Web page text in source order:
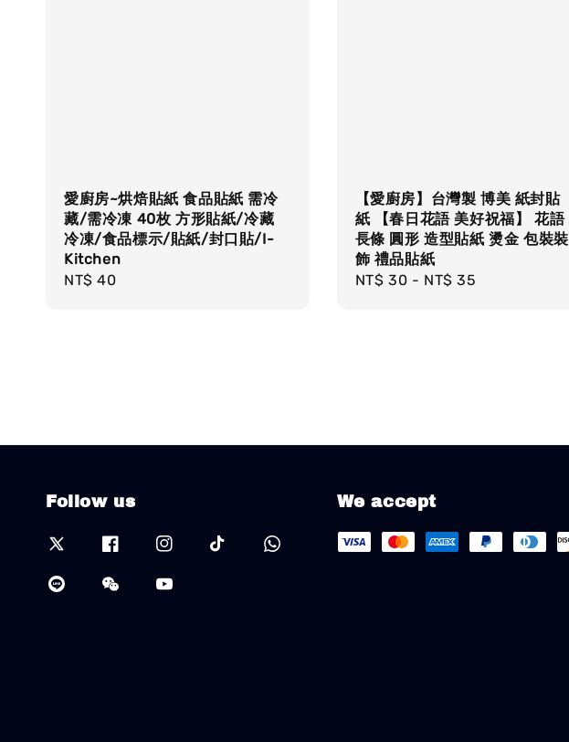
愛廚房~烘焙貼紙 食品貼紙 需冷
藏/需冷凍 40枚 方形貼紙/冷藏
冷凍/食品標示/貼紙/封口貼/I-
Kitchen
Regular
NT$ 40
【愛廚房】台灣製 博美 紙封貼
紙 【春日花語 美好祝福】 花語
長條 圓形 造型貼紙 燙金 包裝裝
飾 禮品貼紙
Regular
NT$ 30 - NT$ 35
Follow us We accept